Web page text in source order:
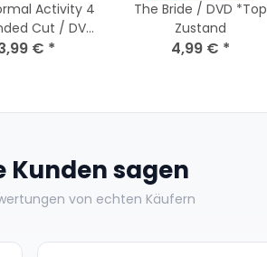
Activity 4
Cut / DVD
Zustand
€ *
The Bride / DVD *Top
Zustand
4,99 € *
Kunden sagen
von echten Käufern